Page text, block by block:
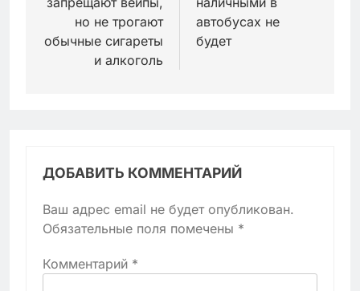
но не трогают
обычные сигареты
и алкоголь
автобусах не
будет
ДОБАВИТЬ КОММЕНТАРИЙ
Ваш адрес email не будет опубликован.
Обязательные поля помечены *
Комментарий *